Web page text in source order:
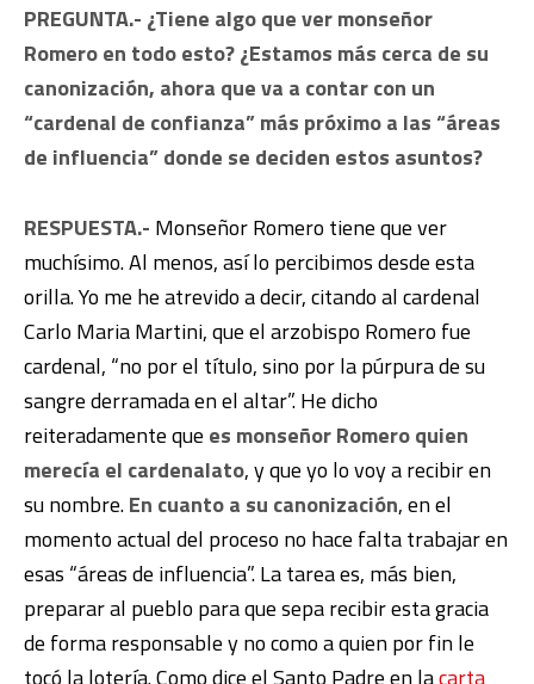
PREGUNTA.- ¿Tiene algo que ver monseñor
Romero en todo esto? ¿Estamos más cerca de su
canonización, ahora que va a contar con un
“cardenal de confianza” más próximo a las “áreas
de influencia” donde se deciden estos asuntos?
RESPUESTA.- Monseñor Romero tiene que ver
muchísimo. Al menos, así lo percibimos desde esta
orilla. Yo me he atrevido a decir, citando al cardenal
Carlo Maria Martini, que el arzobispo Romero fue
cardenal, “no por el título, sino por la púrpura de su
sangre derramada en el altar”. He dicho
reiteradamente que es monseñor Romero quien
merecía el cardenalato, y que yo lo voy a recibir en
su nombre.En cuanto a su canonización, en el
momento actual del proceso no hace falta trabajar en
esas “áreas de influencia”. La tarea es, más bien,
preparar al pueblo para que sepa recibir esta gracia
de forma responsable y no como a quien por fin le
tocó la lotería. Como dice el Santo Padre en lacarta